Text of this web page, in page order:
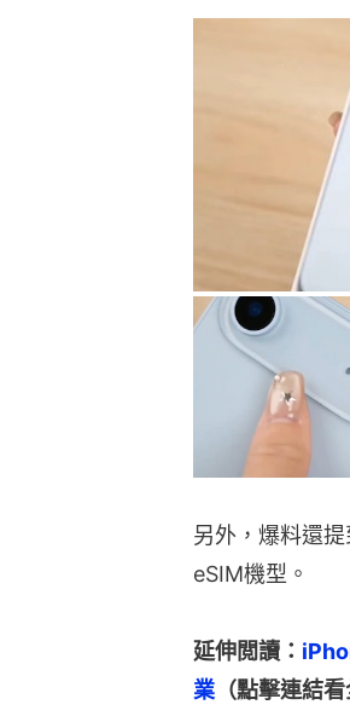
另外，爆料還
eSIM機型。
延伸閲讀：
業 （點擊連結看